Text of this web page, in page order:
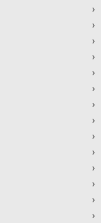
›
›
›
›
›
›
›
›
›
›
›
›
›
›